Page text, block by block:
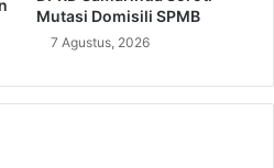
Mutasi Domisili SPMB
7 Agustus, 2026